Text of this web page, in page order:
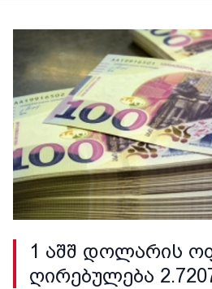
1 აშშ დოლარის
ღირებულება